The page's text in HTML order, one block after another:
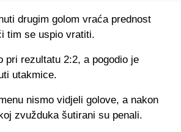
drugim golom vraća prednost
tim se uspio vratiti.
pri rezultatu 2:2, a pogodio je
utakmice.
nismo vidjeli golove, a nakon
zvužduka šutirani su penali.